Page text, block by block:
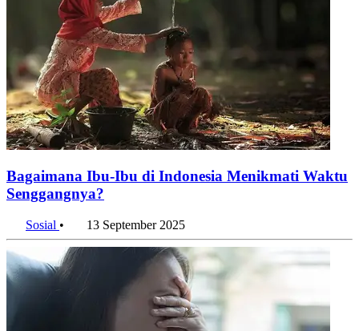
Bagaimana Ibu-Ibu di Indonesia Menikmati Waktu
Sosial• 13 September 2025